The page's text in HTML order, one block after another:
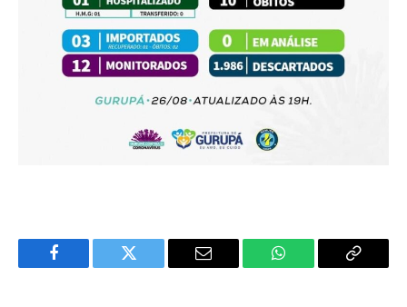
Facebook Twitter
E-
WhatsApp Copiar